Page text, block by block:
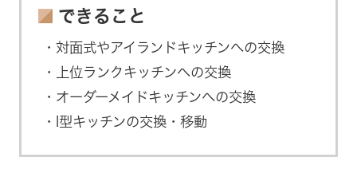
できること
対面式やアイランドキッチンへの交換
上位ランクキッチンへの交換
オーダーメイドキッチンへの交換
I型キッチンの交換・移動